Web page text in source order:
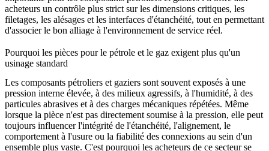
acheteurs un contrôle plus strict sur les dimensions critiques, les
filetages, les alésages et les interfaces d'étanchéité, tout en permettant
d'associer le bon alliage à l'environnement de service réel.
Pourquoi les pièces pour le pétrole et le gaz exigent plus qu'un
usinage standard
Les composants pétroliers et gaziers sont souvent exposés à une
pression interne élevée, à des milieux agressifs, à l'humidité, à des
particules abrasives et à des charges mécaniques répétées. Même
lorsque la pièce n'est pas directement soumise à la pression, elle peut
toujours influencer l'intégrité de l'étanchéité, l'alignement, le
comportement à l'usure ou la fiabilité des connexions au sein d'un
ensemble plus vaste. C'est pourquoi les acheteurs de ce secteur se